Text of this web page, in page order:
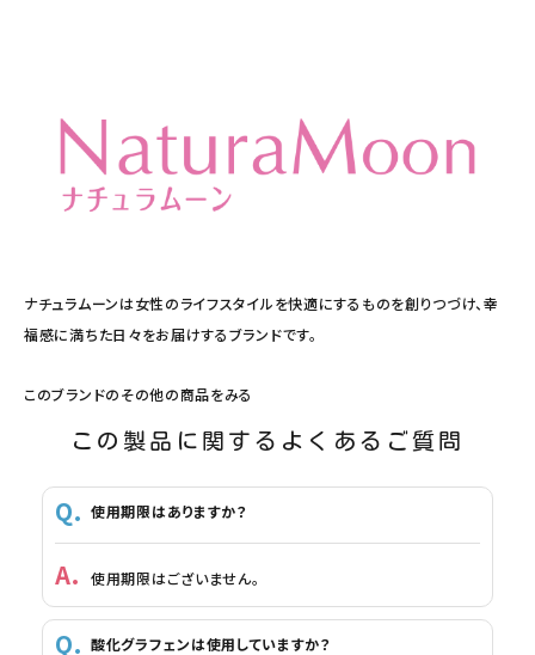
ナチュラムーンは女性のライフスタイルを快適にするものを創りつづけ、幸
福感に満ちた日々をお届けするブランドです。
このブランドのその他の商品をみる
この製品に関するよくあるご質問
使用期限はありますか？
使用期限はございません。
酸化グラフェンは使用していますか？